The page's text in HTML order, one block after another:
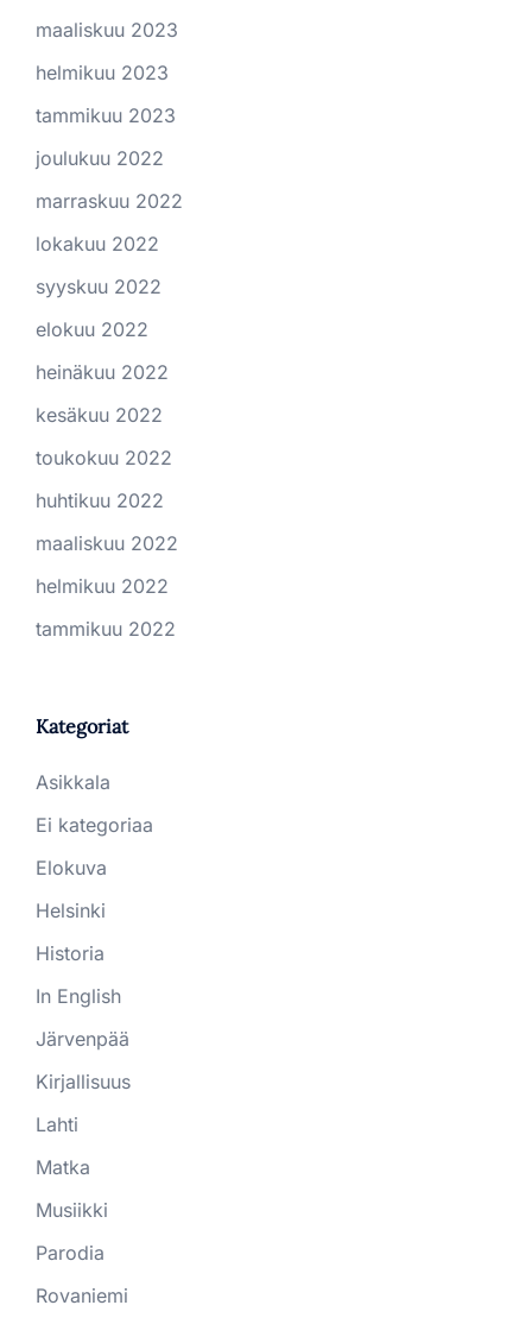
maaliskuu 2023
helmikuu 2023
tammikuu 2023
joulukuu 2022
marraskuu 2022
lokakuu 2022
syyskuu 2022
elokuu 2022
heinäkuu 2022
kesäkuu 2022
toukokuu 2022
huhtikuu 2022
maaliskuu 2022
helmikuu 2022
tammikuu 2022
Kategoriat
Asikkala
Ei kategoriaa
Elokuva
Helsinki
Historia
In English
Järvenpää
Kirjallisuus
Lahti
Matka
Musiikki
Parodia
Rovaniemi